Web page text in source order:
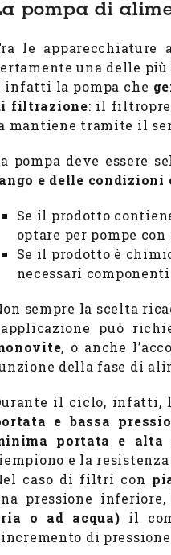
pompa di
le apparecchiature
una delle
infatti la pompa che
filtrazione: il
mantiene tramite il
pompa deve essere
e delle condizioni
Se il prodotto
optare per pompe
Se il prodotto è
necessari
sempre la scelta
può
, o anche
della fase di
il ciclo, infatti,
e bassa
portata e alta
e la
caso di filtri con
pressione
o ad acqua) il
di